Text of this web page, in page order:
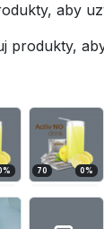
aby
produkty,
% 70 0%